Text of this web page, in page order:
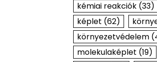
kémiai reakciók(33)
képlet (62)
környezetvédelem
molekulaképlet (19)